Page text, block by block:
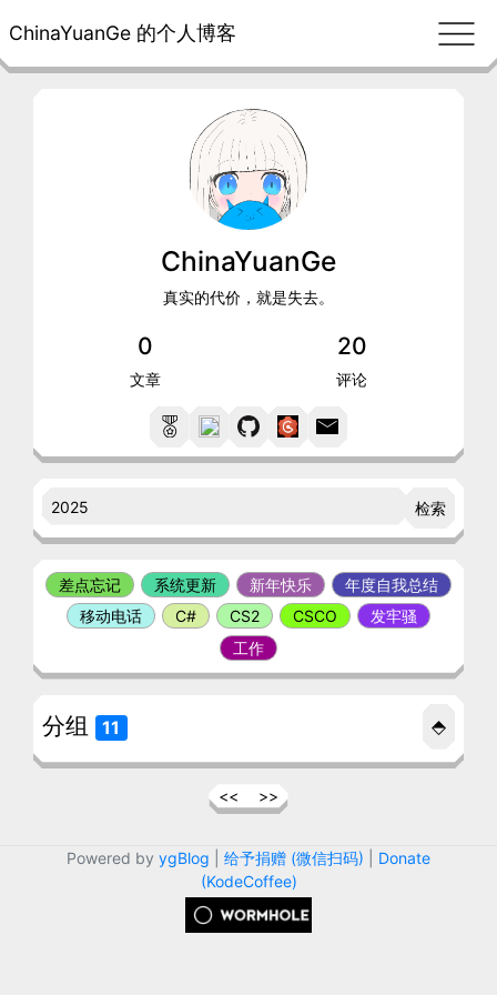
ChinaYuanGe 的个人博客
<< >>
ChinaYuanGe
真实的代价，就是失去。
0
文章
20
评论
检索
差点忘记 系统更新 新年快乐
年度自我总结
移动电话
C# CS2 CSCO
发牢骚
工作
分组 11 ⬘
Powered by ygBlog 给予捐赠 (微信扫码)
Donate
(KodeCoffee)